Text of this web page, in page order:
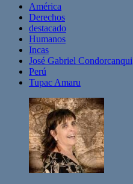
América
Derechos
destacado
Humanos
Incas
José Gabriel Condorcanqui
Perú
Tupac Amaru